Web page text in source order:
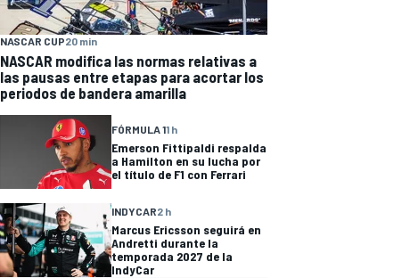
NASCAR CUP20 min
NASCAR modifica las normas relativas a
las pausas entre etapas para acortar los
periodos de bandera amarilla
FÓRMULA 11 h
Emerson Fittipaldi respalda
a Hamilton en su lucha por
el título de F1 con Ferrari
INDYCAR2 h
Marcus Ericsson seguirá en
Andretti durante la
temporada 2027 de la
IndyCar